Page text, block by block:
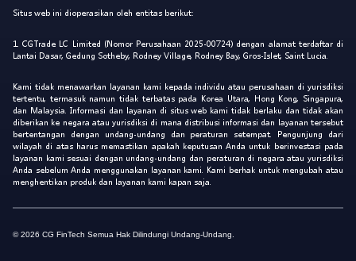
Situs web ini dioperasikan oleh entitas berikut:
1. CGTrade LC Limited (Nomor Perusahaan 2025-00724) dengan alamat terdaftar di
Lantai Dasar, Gedung Sotheby, Rodney Village, Rodney Bay, Gros-Islet, Saint Lucia.
Kami tidak menawarkan layanan kami kepada individu atau perusahaan di yurisdiksi
tertentu, termasuk namun tidak terbatas pada Korea Utara, Hong Kong, Singapura,
dan Malaysia. Informasi dan layanan di situs web kami tidak berlaku dan tidak akan
diberikan ke negara atau yurisdiksi di mana distribusi informasi dan layanan tersebut
bertentangan dengan undang-undang dan peraturan setempat. Pengunjung dari
wilayah di atas harus memastikan apakah keputusan Anda untuk berinvestasi pada
layanan kami sesuai dengan undang-undang dan peraturan di negara atau yurisdiksi
Anda sebelum Anda menggunakan layanan kami. Kami berhak untuk mengubah atau
menghentikan produk dan layanan kami kapan saja.
© 2026 CG FinTech Semua Hak Dilindungi Undang-Undang.